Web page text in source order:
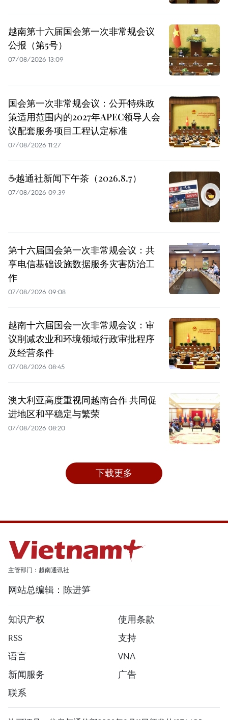
越南第十六届国会第一次非常规会议
公报（第5号）
07/08/2026 13:09
国会第一次非常规会议：公开特殊政
策适用范围内的2027年APEC领导人会
议配套服务项目工程认定标准
07/08/2026 11:27
☕️越通社新闻下午茶（2026.8.7）
07/08/2026 09:39
第十六届国会第一次非常规会议：共
享电信基础设施数据服务灾害防治工
作
07/08/2026 09:08
越南十六届国会一次非常规会议：审
议削减农业和环境领域行政审批程序
及经营条件
07/08/2026 08:45
澳大利亚高度重视同越南合作 共同促
进地区和平稳定与繁荣
07/08/2026 08:20
下载更多
主管部门：越南通讯社
网站总编辑：陈进笋
知识产权
使用条款
RSS
支持
语言
VNA
新闻服务
广告
联系